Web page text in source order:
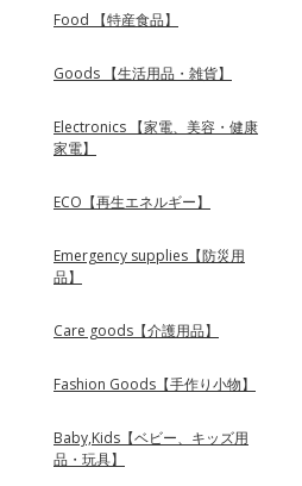
Food 【特産食品】
Goods 【生活用品・雑貨】
Electronics 【家電、美容・健康
家電】
ECO【再生エネルギー】
Emergency supplies【防災用
品】
Care goods【介護用品】
Fashion Goods【手作り小物】
Baby,Kids【ベビー、キッズ用
品・玩具】